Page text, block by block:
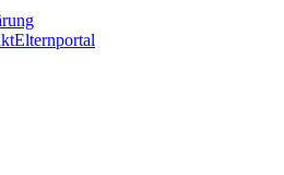
Elternportal